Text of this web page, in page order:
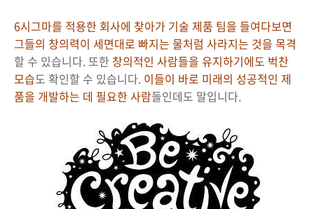
6시그마를 적용한 회사에 찾아가 기술 제품 팀을 들여다보면
그들의 창의력이 세면대로 빠지는 물처럼 사라지는 것을 목격
할 수 있습니다. 또한 창의적인 사람들을 유지하기에도 벅찬
모습도 확인할 수 있습니다. 이들이 바로 미래의 성공적인 제
품을 개발하는 데 필요한 사람들인데도 말입니다.